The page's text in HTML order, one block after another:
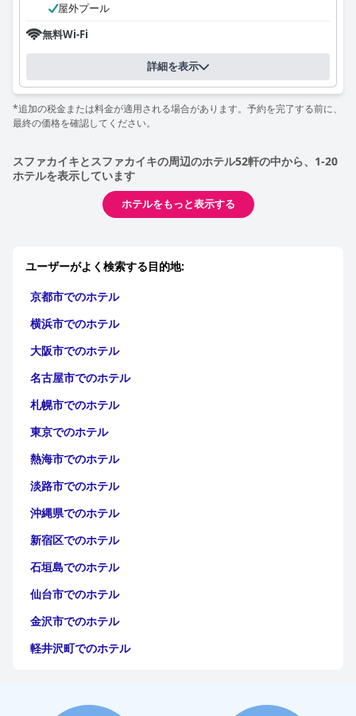
屋外プール
無料Wi-Fi
詳細を表示
*追加の税金または料金が適用される場合があります。予約を完了する前に、
最終の価格を確認してください。
スファカイキとスファカイキの周辺のホテル52軒の中から、1-20
ホテルを表示しています
ホテルをもっと表示する
ユーザーがよく検索する目的地:
京都市でのホテル
横浜市でのホテル
大阪市でのホテル
名古屋市でのホテル
札幌市でのホテル
東京でのホテル
熱海市でのホテル
淡路市でのホテル
沖縄県でのホテル
新宿区でのホテル
石垣島でのホテル
仙台市でのホテル
金沢市でのホテル
軽井沢町でのホテル
神戸市でのホテル